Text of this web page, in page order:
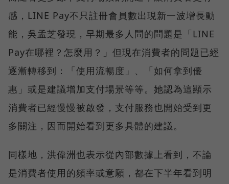
感，LINE Pay不只註冊會員數出現新一波增長動
能，吳孟芝發現，早期最多人問的問題是「LINE
Pay在哪裡？怎麼用？」但現在消費者的問題已經
逐漸轉移到：「使用流暢度」、「如何拿到優
惠」或是建議增加支付場景等等。她認為這顯示
消費者已經慢慢被啟發，支付服務也開始受到更
多關注，因而開始看到更多具體的建議。
同樣地，洪偉洲也表示從內部數據上看到，不論
是消費者使用的頻率或意願，都在下半年看到明